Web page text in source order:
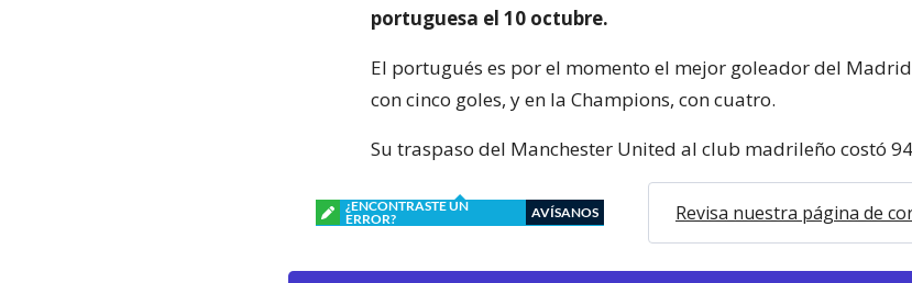
portuguesa el 10 octubre.
El portugués es por el momento el mejor goleador del
con cinco goles, y en la Champions, con cuatro.
Su traspaso del Manchester United al club madrileño costó
¿ENCONTRASTE UN
ERROR?
AVÍSANOS Revisa nuestra página de